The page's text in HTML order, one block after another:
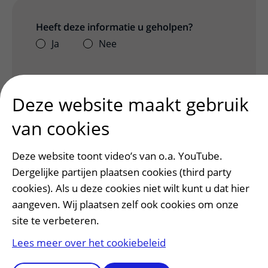
Heeft deze informatie u geholpen?
Ja
Nee
Patiënt en bezoek
Afspraak maken of wijzigen
Voorbereiden op uw afspraak
Deze website maakt gebruik
van cookies
Deze website toont video’s van o.a. YouTube.
Dergelijke partijen plaatsen cookies (third party
cookies). Als u deze cookies niet wilt kunt u dat hier
aangeven. Wij plaatsen zelf ook cookies om onze
site te verbeteren.
Lees meer over het cookiebeleid